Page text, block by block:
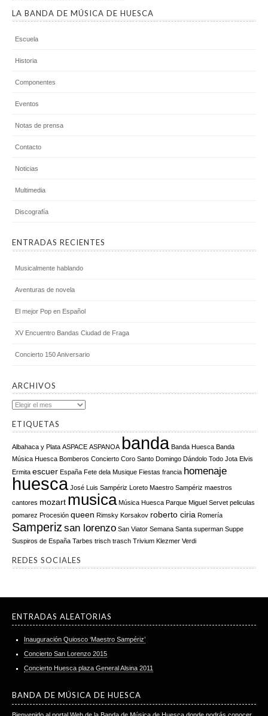
LA BANDA DE MÚSICA DE HUESCA
Escuela
Historia
Componentes
Eventos
Notas de prensa
Contacto
Noticias
Multimedia
Discografía
ENTRADAS RECIENTES
Musicalmente hablando
Aventuras de novela
El mejor Pop en Español
XV Encuentro Bandas Ciudad de Fraga
Concierto 150 Aniversario
ARCHIVOS
Archivos
ETIQUETAS
Albahaca y Plata ASPACE ASPANOA banda Banda Huesca Banda
Música Huesca Bomberos Concierto Coro Santo Domingo Dándolo Todo Jota Elvis
Ermita escuer España Fete dela Musique Fiestas francia homenaje
huesca José Luis Sampériz Loreto Maestro Sampériz maestros
cantores mozart musica Música Huesca Parque Miguel Servet peliculas
pomarez Procesión queen Rimsky Korsakov roberto ciria Romería
Samperiz san lorenzo San Viator Semana Santa superman Suppe
Suspiros de España Tarbes trisch trasch Trivium Klezmer Verdi
REDES SOCIALES
ENTRADAS ALEATORIAS
Inauguración Quiosco ‘Maestro Sampériz’
Concierto San Lorenzo 2015
Concierto Huesca plaza General Alsina 2011
BANDA DE MÚSICA DE HUESCA